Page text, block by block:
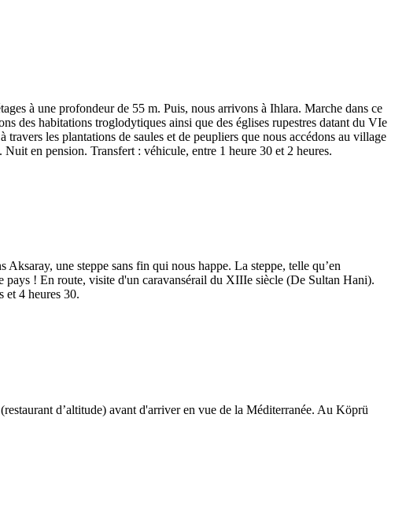
à une profondeur de 55 m. Puis, nous arrivons à Ihlara. Marche dans ce
des habitations troglodytiques ainsi que des églises rupestres datant du VIe
les plantations de saules et de peupliers que nous accédons au village
en pension. Transfert : véhicule, entre 1 heure 30 et 2 heures.
une steppe sans fin qui nous happe. La steppe, telle qu’en
! En route, visite d'un caravansérail du XIIIe siècle (De Sultan Hani).
et 4 heures 30.
d’altitude) avant d'arriver en vue de la Méditerranée. Au Köprü